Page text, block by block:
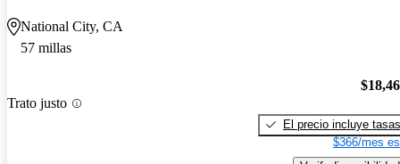
National City, CA
57 millas
Trato justo
El precio incluye tasas
$366/mes